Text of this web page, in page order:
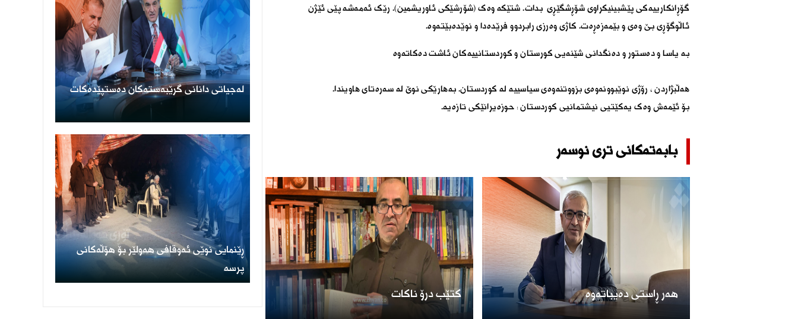
گۆڕانکارییەکی پێشبینیکراوی شۆڕشگێڕی بدات. شتێکە وەک (شۆرشێکی ئاوریشمین). رێک ئەمەشە پێی ئێژن
ئاڵوگۆڕی بێ وەی و بێمەزەڕەت. کاژی وەرزی رابردوو فرێدەدا و نوێدەبێتەوە.
بە یاسا و دەستور و دەنگدانی شێنەیی کورستان و کوردستانییەکان ئاشت دەکاتەوە
ھەڵبژاردن ، رۆژی نوێبوونەوەی بزووتنەوەی سیاسییە لە کوردستان. بەھارێکی نوێ لە سەرەتای ھاویندا.
بۆ ئێمەش وەک یەکێتیی نیشتمانیی کوردستان : حوزەیرانێکی تازەیە.
بابەتەکانی تری نوسەر
هەر ڕاستی دەیباتەوە كتێب درۆ ناكات
لەجیاتی دانانی گرێبەستەکان دەستپێدەکات
ڕێنمایی نوێی ئەوقافی هەولێر بۆ هۆڵەکانی
پرسە